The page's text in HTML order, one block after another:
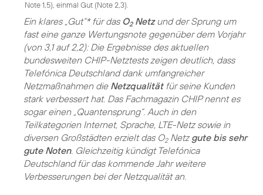
Note 1,5), einmal Gut (Note 2,3).
Ein klares „Gut“* für das O2Netzund der Sprung um
fast eine ganze Wertungsnote gegenüber dem Vorjahr
(von 3,1 auf 2,2): Die Ergebnisse des aktuellen
bundesweiten CHIP-Netztests zeigen deutlich, dass
Telefónica Deutschland dank umfangreicher
Netzmaßnahmen die Netzqualitätfür seine Kunden
stark verbessert hat. Das Fachmagazin CHIP nennt es
sogar einen „Quantensprung“. Auch in den
Teilkategorien Internet, Sprache, LTE-Netz sowie in
diversen Großstädten erzielt das O2Netz gute bis sehr
gute Noten. Gleichzeitig kündigt Telefónica
Deutschland für das kommende Jahr weitere
Verbesserungen bei der Netzqualität an.